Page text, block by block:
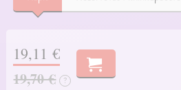
19,11 €
19,70 € ?